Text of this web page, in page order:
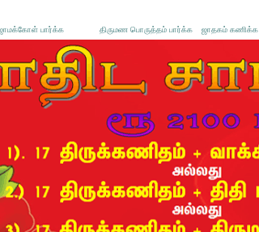
பார்க்க திருமண பொருத்தம் பார்க்க ஜாதகம் கணிக்க